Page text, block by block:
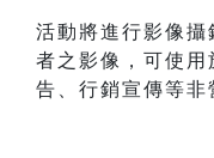
活動將進行影像攝
者之影像，可使用
告、行銷宣傳等非